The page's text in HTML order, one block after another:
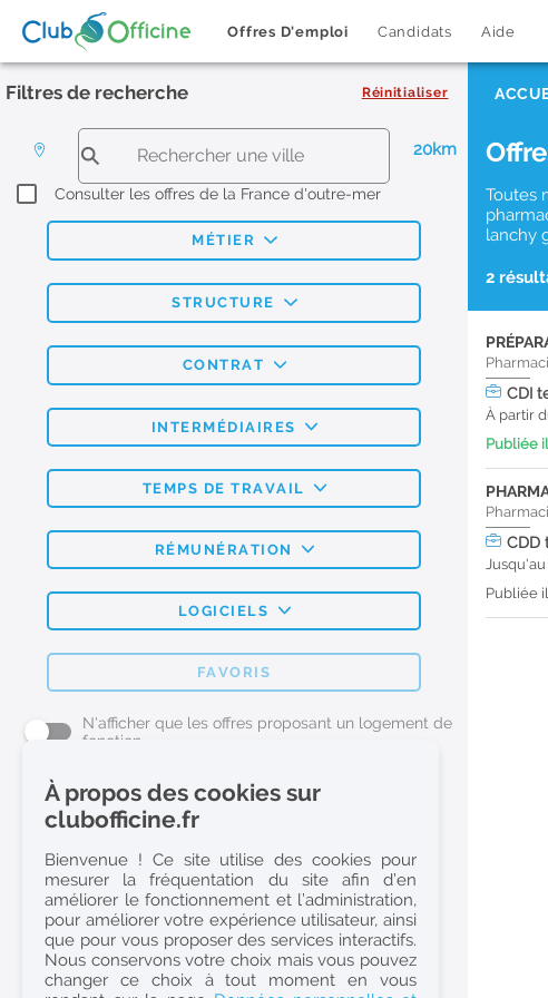
Offres D'emploi Candidats Aide
Filtres de recherche Réinitialiser
20km
Consulter les offres de la France d'outre-mer
MÉTIER
STRUCTURE
CONTRAT
INTERMÉDIAIRES
TEMPS DE TRAVAIL
RÉMUNÉRATION
LOGICIELS
FAVORIS
N'afficher que les offres proposant un logement de
fonction
L'emploi Pharmacie par métier
Pharmacien (H/F)
Préparateur en Pharmacie (H/F)
Etudiant en Pharmacie (H/F)
Etudiant en Pharmacie 6e année validée (H/F)
Conseiller Dermo Cosmetique - Esthéticienne (H/F)
Toutes
lanchy
2
CDI
À partir
Publiée
CDD
Publiée
À propos des cookies sur
clubofficine.fr
Bienvenue ! Ce site utilise des cookies pour
mesurer la fréquentation du site afin d’en
améliorer le fonctionnement et l’administration,
pour améliorer votre expérience utilisateur, ainsi
que pour vous proposer des services interactifs.
Nous conservons votre choix mais vous pouvez
changer ce choix à tout moment en vous